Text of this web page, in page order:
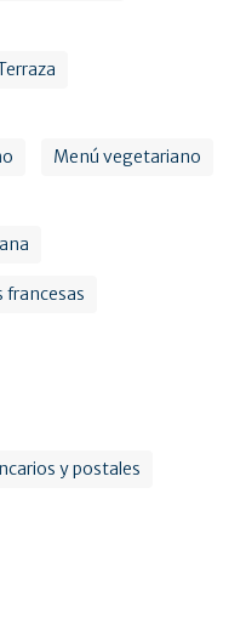
Menú vegetariano
francesas
y postales